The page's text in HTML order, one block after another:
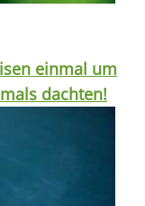
einmal um
dachten!